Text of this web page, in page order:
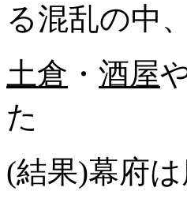
る混乱の中、
土倉 ・ 酒屋
た
(結果)幕府は